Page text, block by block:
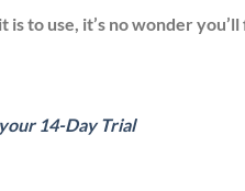
is to use, it’s no wonder
14-Day Trial